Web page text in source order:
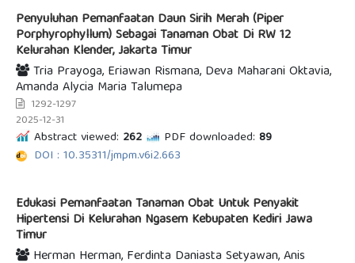
Penyuluhan Pemanfaatan Daun Sirih Merah (Piper
Porphyrophyllum) Sebagai Tanaman Obat Di RW 12
Kelurahan Klender, Jakarta Timur
Tria Prayoga, Eriawan Rismana, Deva Maharani Oktavia,
Amanda Alycia Maria Talumepa
1292-1297
2025-12-31
Abstract viewed: 262 PDF downloaded: 89
DOI : 10.35311/jmpm.v6i2.663
Edukasi Pemanfaatan Tanaman Obat Untuk Penyakit
Hipertensi Di Kelurahan Ngasem Kebupaten Kediri Jawa
Timur
Herman Herman, Ferdinta Daniasta Setyawan, Anis